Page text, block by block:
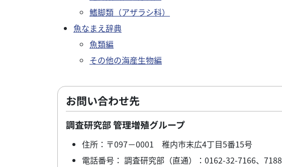
鰭脚類（アザラシ科）
魚なまえ辞典
魚類編
その他の海産生物編
お問い合わせ先
調査研究部 管理増殖グループ
住所：〒097－0001 稚内市末広4丁目5番15号
電話番号： 調査研究部（直通）：0162-32-7166、7188